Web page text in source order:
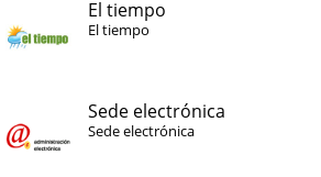
El tiempo
El tiempo
Sede electrónica
Sede electrónica